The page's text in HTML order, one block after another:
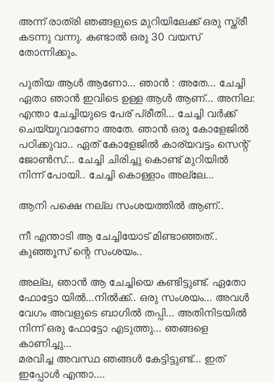
അന്ന് രാത്രി ഞങ്ങളുടെ മുറിയിലേക്ക് ഒരു സ്ത്രീ
കടന്നു വന്നു. കണ്ടാൽ ഒരു 30 വയസ്
തോന്നിക്കും.
പുതിയ ആൾ ആണോ… ഞാൻ : അതേ… ചേച്ചി
ഏതാ ഞാൻ ഇവിടെ ഉള്ള ആൾ ആണ്… അനില:
എന്താ ചേച്ചിയുടെ പേര് പ്രീതി… ചേച്ചി വർക്ക്‌
ചെയ്യുവാണോ അതേ. ഞാൻ ഒരു കോളേജിൽ
പഠിക്കുവാ.. ഏത് കോളേജിൽ കാര്യവട്ടം സെന്റ്
ജോൺസ്… ചേച്ചി ചിരിച്ചു കൊണ്ട് മുറിയിൽ
നിന്ന് പോയി.. ചേച്ചി കൊള്ളാം അല്ലേ…
ആനി പക്ഷെ നല്ല സംശയത്തിൽ ആണ്..
നീ എന്താടി ആ ചേച്ചിയോട് മിണ്ടാഞ്ഞത്..
കുഞ്ഞൂസ് ന്റെ സംശയം..
അല്ല, ഞാൻ ആ ചേച്ചിയെ കണ്ടിട്ടുണ്ട്. ഏതോ
ഫോട്ടോ യിൽ…നിൽക്ക്.. ഒരു സംശയം… അവൾ
വേഗം അവളുടെ ബാഗിൽ തപ്പി… അതിനിടയിൽ
നിന്ന് ഒരു ഫോട്ടോ എടുത്തു… ഞങ്ങളെ
കാണിച്ചു…
മരവിച്ച അവസ്ഥ ഞങ്ങൾ കേട്ടിട്ടുണ്ട്… ഇത്
ഇപ്പോൾ എന്താ….